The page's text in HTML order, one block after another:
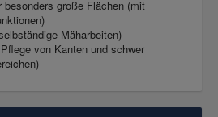
große Flächen (mit
Mäharbeiten)
von Kanten und schwer